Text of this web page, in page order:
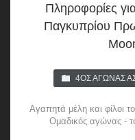
Πληροφορίες
Παγκυπρίου
4ΟΣ ΑΓΏΝΑΣ
Αγαπητά μέλη και φίλοι
Ομαδικός αγώνας -